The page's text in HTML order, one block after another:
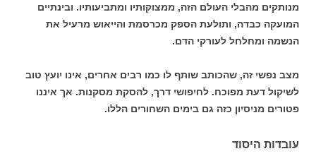
מנותקים מהבלי העולם הזה, ממצוקותיו ומתביעותיו. ובינתיים
המועקה כבדה, ותולעת הספק מכרסמת והייאוש מרעיל את
הנשמה ומחלחל לעורקי הדם.
מצב נפשי זה, שהכותב שותף לו כמו רבים אחרים, אינו יועץ טוב
לשיקול דעת מפוכח. לחיפושי דרך, להסקת מסקנות. אך איננו
פטורים מניסיון כזה גם בימים השחורים הללו.
עובדות היסוד